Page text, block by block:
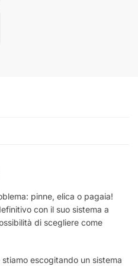
pinne, elica o pagaia!
con il suo sistema a
di scegliere come
escogitando un sistema